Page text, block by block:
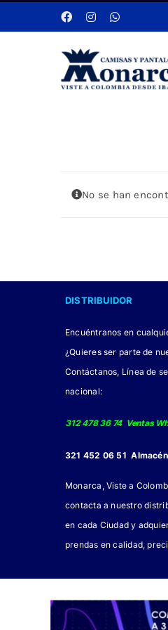
al
No se han
DISTRIBUIDOR
Encuéntranos en
¿Quieres ser parte de
Contáctanos, Línea de
nacional:
312 478 36 74 Ventas
321 452 06 51 Almacén
Monarca, Viste a
contacta a nuestro
en cada Ciudad y
prendas en calidad,